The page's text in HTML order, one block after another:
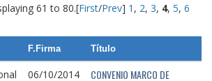
61 to 80.[First/Prev] 1 , 2, 3, 4, 5, 6
F.Firma Título
06/10/2014
CONVENIO MARCO DE